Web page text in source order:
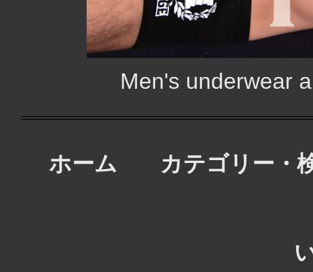
Men's underwear
ホーム カテゴリー・